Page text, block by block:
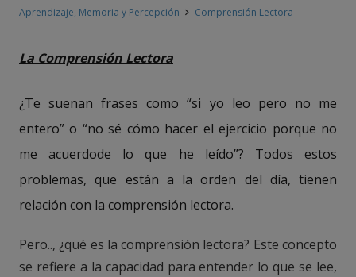
Aprendizaje, Memoria y Percepción Comprensión Lectora
La Comprensión Lectora
¿Te suenan frases como “si yo leo pero no me
entero” o “no sé cómo hacer el ejercicio porque no
me acuerdode lo que he leído”? Todos estos
problemas, que están a la orden del día, tienen
relación con la comprensión lectora.
Pero.., ¿qué es la comprensión lectora? Este concepto
se refiere a la capacidad para entender lo que se lee,